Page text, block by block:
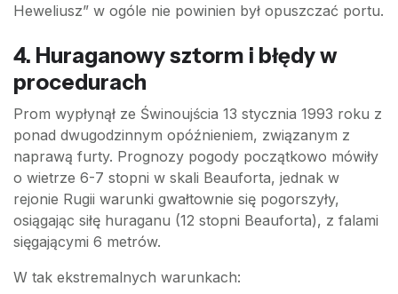
Heweliusz” w ogóle nie powinien był opuszczać portu.
4. Huraganowy sztorm i błędy w
procedurach
Prom wypłynął ze Świnoujścia 13 stycznia 1993 roku z
ponad dwugodzinnym opóźnieniem, związanym z
naprawą furty. Prognozy pogody początkowo mówiły
o wietrze 6-7 stopni w skali Beauforta, jednak w
rejonie Rugii warunki gwałtownie się pogorszyły,
osiągając siłę huraganu (12 stopni Beauforta), z falami
sięgającymi 6 metrów.
W tak ekstremalnych warunkach: